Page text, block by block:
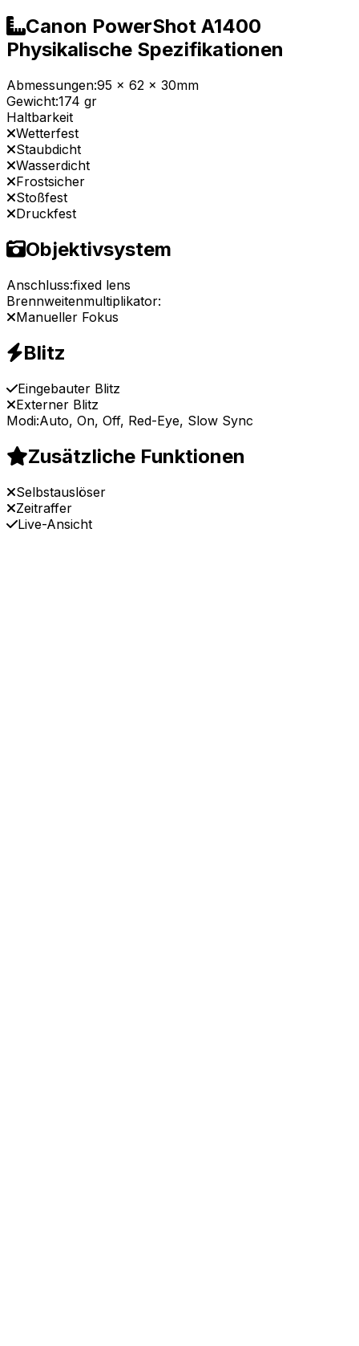
Canon PowerShot A1400
Physikalische Spezifikationen
Abmessungen:95 x 62 x 30mm
Gewicht:174 gr
Haltbarkeit
Wetterfest
Staubdicht
Wasserdicht
Frostsicher
Stoßfest
Druckfest
Objektivsystem
Anschluss:fixed lens
Brennweitenmultiplikator:
Manueller Fokus
Blitz
Eingebauter Blitz
Externer Blitz
Modi:Auto, On, Off, Red-Eye, Slow Sync
Zusätzliche Funktionen
Selbstauslöser
Zeitraffer
Live-Ansicht